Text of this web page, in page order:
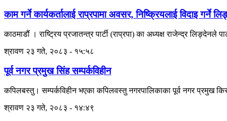
काम गर्ने कार्यकर्तालाई राप्रपामा अवसर, निष्क्रियलाई विदाइ गर्ने
काठमाडौं । राष्ट्रिय प्रजातन्त्र पार्टी (राप्रपा) का अध्यक्ष राजेन्द्र लिङ्देनले
श्रावण २३ गते, २०८३ - १५:५८
पूर्व नगर प्रमुख सिंह सम्पर्कविहीन
कपिलबस्तु। सम्पर्कविहीन भएका कपिलवस्तु नगरपालिकाका पूर्व नगर प्रमुख
श्रावण २३ गते, २०८३ - १४:४९